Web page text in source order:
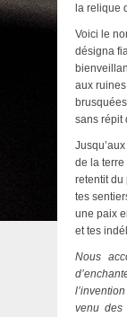
la relique
Voici le
désigna
aux
sans répit
de la terre
retentit du
tes
une paix
et tes
Nous
venu des